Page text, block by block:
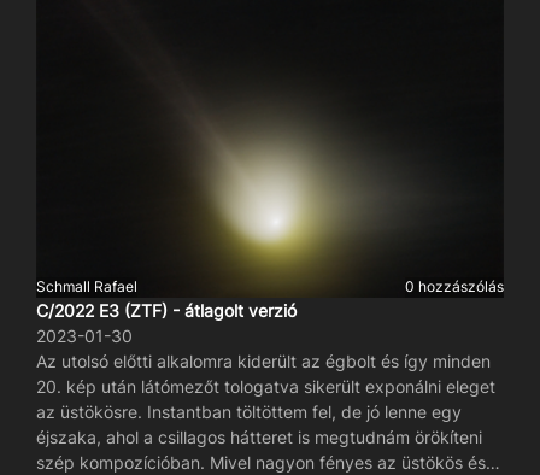
Bent ért a meglepetés hogy mégiscsak láthatom jobb
minőségben is, mert csatlakoztam a Zoomos csapathoz és
az egyesületi csillagdából észleltünk tovább.
Beszélgettünk,fotóztunk. Egy óra körül elköszöntem,
reggel meló. Jó kis este volt.
Schmall Rafael 0 hozzászólás
C/2022 E3 (ZTF) - átlagolt verzió
2023-01-30
Az utolsó előtti alkalomra kiderült az égbolt és így minden
20. kép után látómezőt tologatva sikerült exponálni eleget
az üstökösre. Instantban töltöttem fel, de jó lenne egy
éjszaka, ahol a csillagos hátteret is megtudnám örökíteni
szép kompozícióban. Mivel nagyon fényes az üstökös és